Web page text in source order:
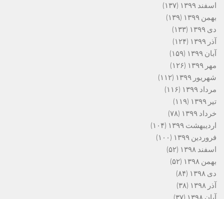
اسفند ۱۳۹۹
(۱۳۷)
بهمن ۱۳۹۹
(۱۳۹)
دی ۱۳۹۹
(۱۳۳)
آذر ۱۳۹۹
(۱۲۴)
آبان ۱۳۹۹
(۱۵۹)
مهر ۱۳۹۹
(۱۲۶)
شهریور ۱۳۹۹
(۱۱۲)
مرداد ۱۳۹۹
(۱۱۶)
تیر ۱۳۹۹
(۱۱۹)
خرداد ۱۳۹۹
(۷۸)
اردیبهشت ۱۳۹۹
(۱۰۴)
فروردین ۱۳۹۹
(۱۰۰)
اسفند ۱۳۹۸
(۵۲)
بهمن ۱۳۹۸
(۵۲)
دی ۱۳۹۸
(۸۴)
آذر ۱۳۹۸
(۳۸)